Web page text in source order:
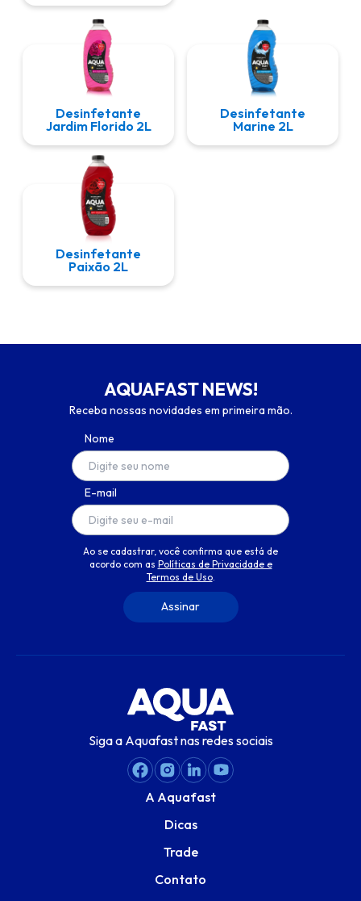
Desinfetante
Jardim Florido 2L
Desinfetante
Marine 2L
Desinfetante
Paixão 2L
AQUAFAST NEWS!
Receba nossas novidades em primeira mão.
Nome
E-mail
Ao se cadastrar, você confirma que está de
acordo com as Políticas de Privacidade e
Termos de Uso.
Siga a Aquafast nas redes sociais
A Aquafast
Dicas
Trade
Contato